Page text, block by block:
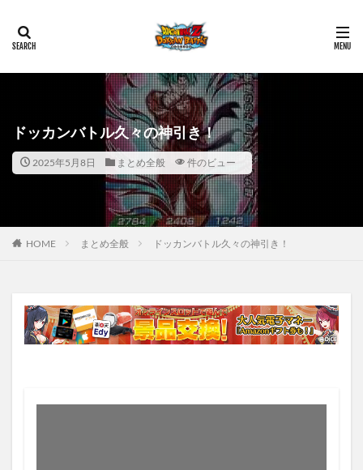
ドッカンバトル久々の神引き！
2025年5月8日 まとめ全般 件のビュー
HOME まとめ全般 ドッカンバトル久々の神引き！